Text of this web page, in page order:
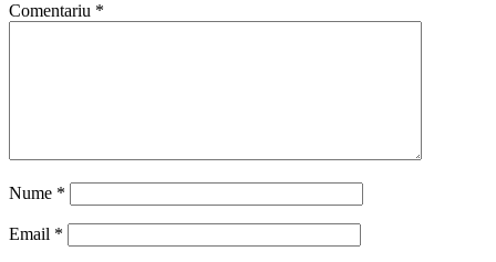
Comentariu *
Nume *
Email *